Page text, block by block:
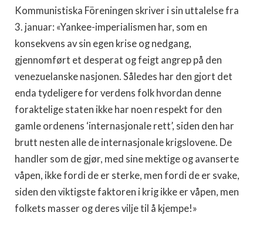
Kommunistiska Föreningen skriver i sin uttalelse fra
3. januar: «Yankee-imperialismen har, som en
konsekvens av sin egen krise og nedgang,
gjennomført et desperat og feigt angrep på den
venezuelanske nasjonen. Således har den gjort det
enda tydeligere for verdens folk hvordan denne
foraktelige staten ikke har noen respekt for den
gamle ordenens ‘internasjonale rett’, siden den har
brutt nesten alle de internasjonale krigslovene. De
handler som de gjør, med sine mektige og avanserte
våpen, ikke fordi de er sterke, men fordi de er svake,
siden den viktigste faktoren i krig ikke er våpen, men
folkets masser og deres vilje til å kjempe!»